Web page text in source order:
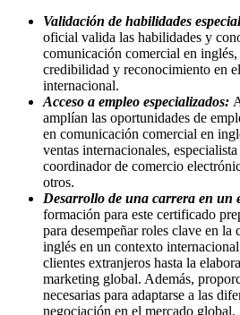
Validación de habilidades
oficial valida las habilidades y
comunicación comercial en
credibilidad y reconocimiento en
internacional.
Acceso a empleo especializados:
amplían las oportunidades de
en comunicación comercial en
ventas internacionales,
coordinador de comercio
otros.
Desarrollo de una carrera en un
formación para este certificado
para desempeñar roles clave en
inglés en un contexto
clientes extranjeros hasta la
marketing global. Además,
necesarias para adaptarse a las
negociación en el mercado global.